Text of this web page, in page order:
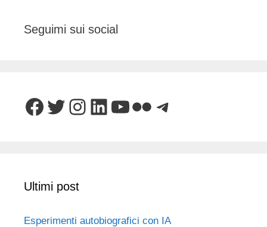
Seguimi sui social
Facebook
Twitter
Instagram
LinkedIn
YouTube
FlickrTelegram
Ultimi post
Esperimenti autobiografici con IA